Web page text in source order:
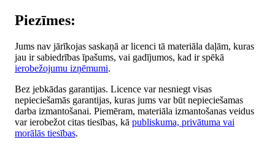
Piezīmes:
Jums nav jārīkojas saskaņā ar licenci tā materiāla daļām, kuras
jau ir sabiedrības īpašums, vai gadījumos, kad ir spēkā
ierobežojumu izņēmumi.
Bez jebkādas garantijas. Licence var nesniegt visas
nepieciešamās garantijas, kuras jums var būt nepieciešamas
darba izmantošanai. Piemēram, materiāla izmantošanas veidus
var ierobežot citas tiesības, kā publiskuma, privātuma vai
morālās tiesības.